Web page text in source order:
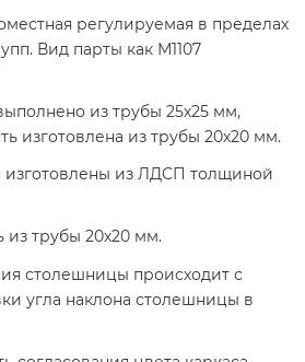
регулируемая в пределах
Вид парты как М1107
из трубы 25х25 мм,
изготовлена из трубы 20х20 мм.
из ЛДСП толщиной
из трубы 20х20 мм.
столешницы происходит с
угла наклона столешницы в